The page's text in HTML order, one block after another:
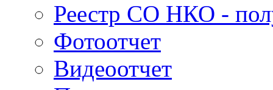
Реестр СО НКО -
Фотоотчет
Видеоотчет